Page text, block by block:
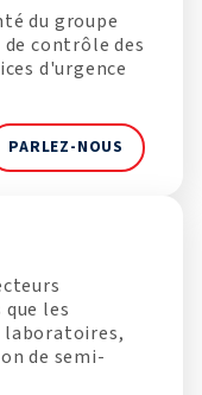
du groupe
contrôle des
d'urgence
PARLEZ-NOUS
les
laboratoires,
de semi-